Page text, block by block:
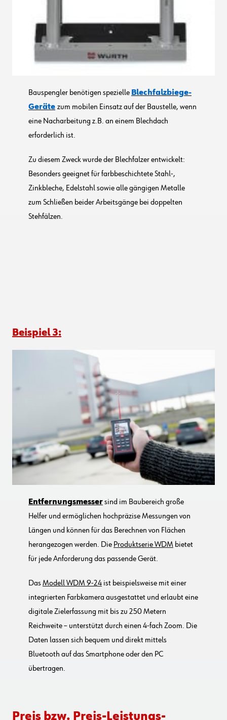
Bauspengler benötigen spezielle Blechfalzbiege-
Geräte zum mobilen Einsatz auf der Baustelle, wenn
eine Nacharbeitung z.B. an einem Blechdach
erforderlich ist.
Zu diesem Zweck wurde der Blechfalzer entwickelt:
Besonders geeignet für farbbeschichtete Stahl-,
Zinkbleche, Edelstahl sowie alle gängigen Metalle
zum Schließen beider Arbeitsgänge bei doppelten
Stehfälzen.
Beispiel 3:
Entfernungsmessersind im Baubereich große
Helfer und ermöglichen hochpräzise Messungen von
Längen und können für das Berechnen von Flächen
herangezogen werden. Die Produktserie WDM bietet
für jede Anforderung das passende Gerät.
DasModell WDM 9-24 ist beispielsweise mit einer
integrierten Farbkamera ausgestattet und erlaubt eine
digitale Zielerfassung mit bis zu 250 Metern
Reichweite – unterstützt durch einen 4-fach Zoom. Die
Daten lassen sich bequem und direkt mittels
Bluetooth auf das Smartphone oder den PC
übertragen.
Preis bzw. Preis-Leistungs-